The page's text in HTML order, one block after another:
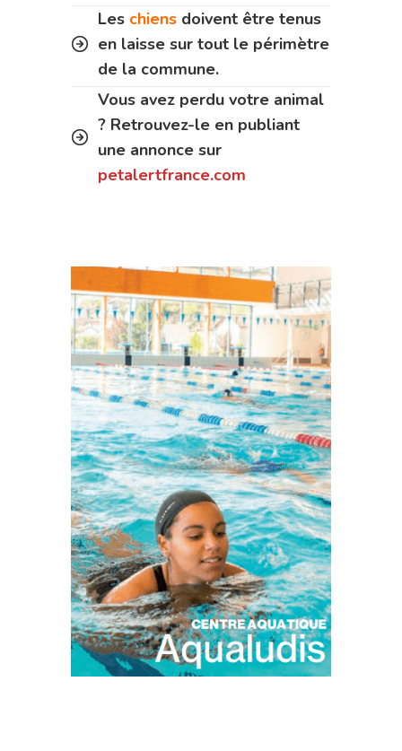
Les chiens doivent être tenus
en laisse sur tout le périmètre
de la commune.
Vous avez perdu votre animal
? Retrouvez-le en publiant
une annonce sur
petalertfrance.com